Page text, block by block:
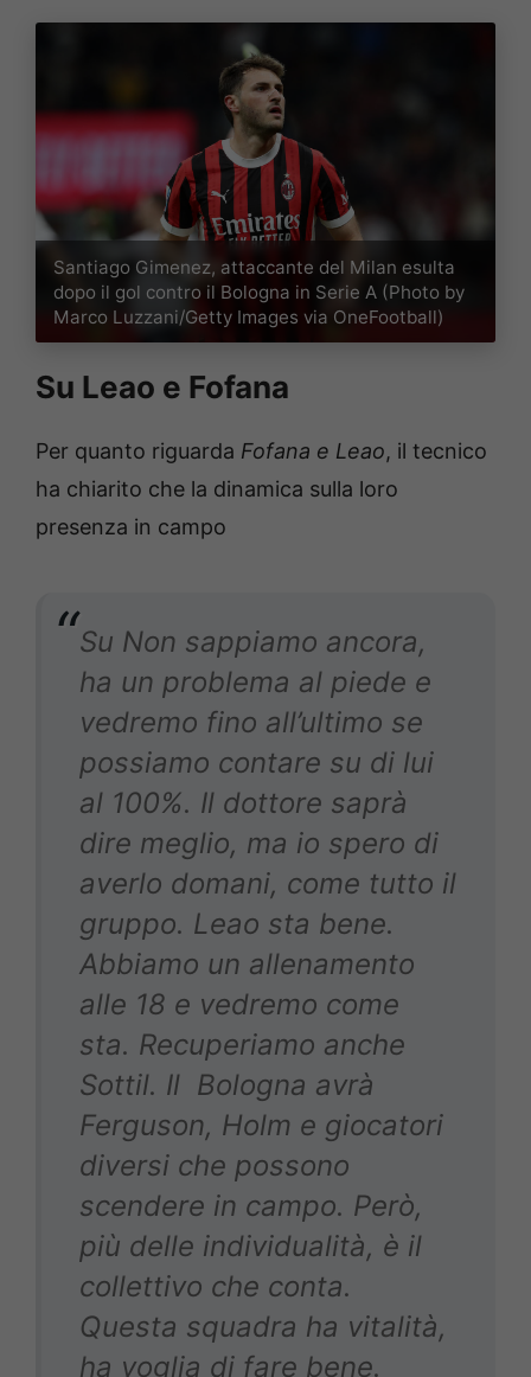
Santiago Gimenez, attaccante del Milan esulta
dopo il gol contro il Bologna in Serie A (Photo by
Marco Luzzani/Getty Images via OneFootball)
Su Leao e Fofana
Per quanto riguarda Fofana e Leao, il tecnico
ha chiarito che la dinamica sulla loro
presenza in campo
Su Non sappiamo ancora,
ha un problema al piede e
vedremo fino all’ultimo se
possiamo contare su di lui
al 100%. Il dottore saprà
dire meglio, ma io spero di
averlo domani, come tutto il
gruppo. Leao sta bene.
Abbiamo un allenamento
alle 18 e vedremo come
sta. Recuperiamo anche
Sottil. Il Bologna avrà
Ferguson, Holm e giocatori
diversi che possono
scendere in campo. Però,
più delle individualità, è il
collettivo che conta.
Questa squadra ha vitalità,
ha voglia di fare bene.